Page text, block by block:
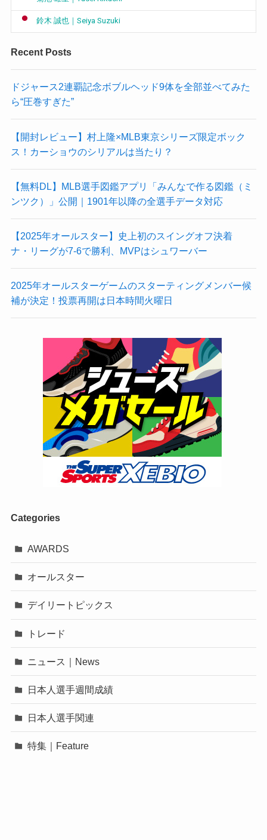
鈴木 誠也｜Seiya Suzuki
Recent Posts
ドジャース2連覇記念ボブルヘッド9体を全部並べてみた
ら“圧巻すぎた”
【開封レビュー】村上隆×MLB東京シリーズ限定ボック
ス！カーショウのシリアルは当たり？
【無料DL】MLB選手図鑑アプリ「みんなで作る図鑑（ミ
ンツク）」公開｜1901年以降の全選手データ対応
【2025年オールスター】史上初のスイングオフ決着
ナ・リーグが7-6で勝利、MVPはシュワーバー
2025年オールスターゲームのスターティングメンバー候
補が決定！投票再開は日本時間火曜日
Categories
AWARDS
オールスター
デイリートピックス
トレード
ニュース｜News
日本人選手週間成績
日本人選手関連
特集｜Feature